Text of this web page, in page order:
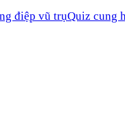
điệp vũ trụQuiz cung